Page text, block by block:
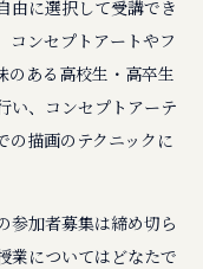
由に選択して受講でき
コンセプトアートやフ
のある高校生・高卒生
い、コンセプトアーテ
の描画のテクニックに
参加者募集は締め切ら
業についてはどなたで